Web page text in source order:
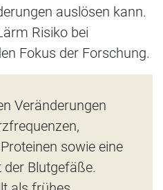
auslösen kann.
Risiko bei
Fokus der Forschung.
Veränderungen
sowie eine
der Blutgefäße.